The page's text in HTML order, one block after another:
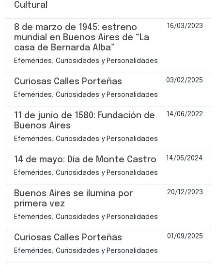
Cultural
8 de marzo de 1945: estreno
mundial en Buenos Aires de “La
casa de Bernarda Alba”
16/03/2023
Efemérides, Curiosidades y Personalidades
Curiosas Calles Porteñas 03/02/2025
Efemérides, Curiosidades y Personalidades
11 de junio de 1580: Fundación de
Buenos Aires
14/06/2022
Efemérides, Curiosidades y Personalidades
14 de mayo: Día de Monte Castro 14/05/2024
Efemérides, Curiosidades y Personalidades
Buenos Aires se ilumina por
primera vez
20/12/2023
Efemérides, Curiosidades y Personalidades
Curiosas Calles Porteñas 01/09/2025
Efemérides, Curiosidades y Personalidades